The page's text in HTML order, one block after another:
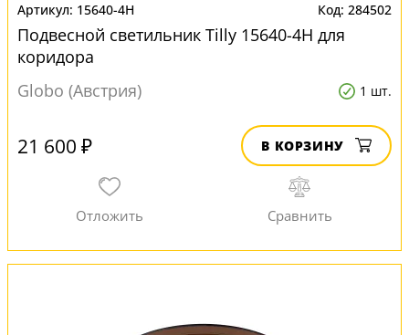
15640-4H 284502
Подвесной светильник Tilly 15640-4H для
коридора
Globo (Австрия)
1 шт.
21 600 ₽ В КОРЗИНУ